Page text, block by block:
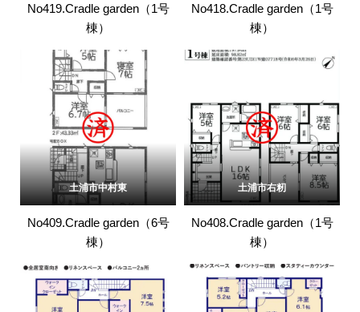
No419.Cradle garden（1号
棟）
No418.Cradle garden（1号
棟）
土浦市中村東
No409.Cradle garden（6号
棟）
土浦市右籾
No408.Cradle garden（1号
棟）